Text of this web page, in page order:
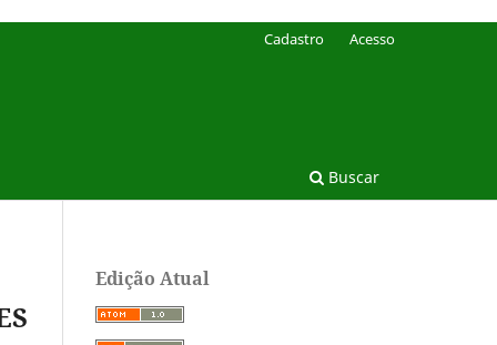
Buscar
Cadastro Acesso
Edição Atual